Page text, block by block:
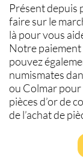
Présent depuis
faire sur le
là pour vous
Notre paiement
pouvez
numismates
ou Colmarpour
pièces d’or de
de l’achat de